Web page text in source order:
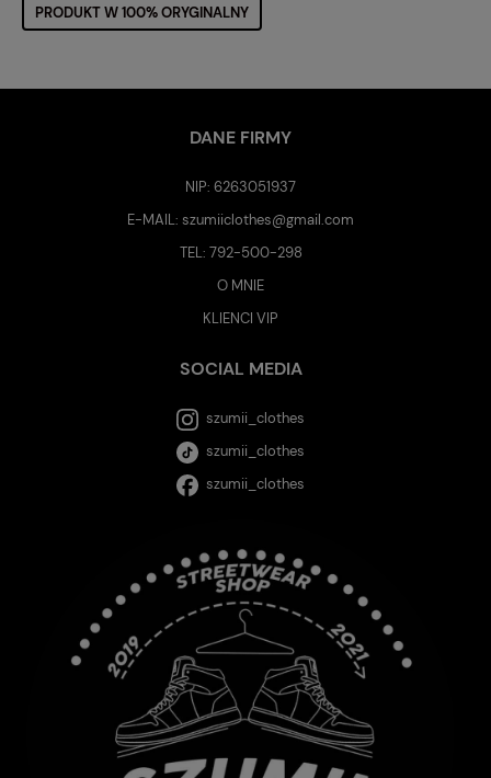
PRODUKT W 100% ORYGINALNY
DANE FIRMY
NIP: 6263051937
E-MAIL:szumiiclothes@gmail.com
TEL: 792-500-298
O MNIE
KLIENCI VIP
SOCIAL MEDIA
szumii_clothes
szumii_clothes
szumii_clothes